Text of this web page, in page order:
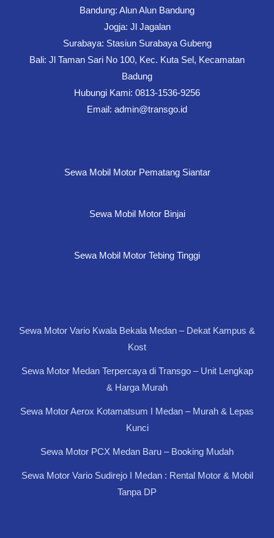
Bandung: Alun Alun Bandung
Jogja: Jl Jagalan
Surabaya: Stasiun Surabaya Gubeng
Bali: Jl Taman Sari No 100, Kec. Kuta Sel, Kecamatan
Badung
Hubungi Kami: 0813-1536-9256
Email: admin@transgo.id
Sewa Mobil Motor Pematang Siantar
Sewa Mobil Motor Binjai
Sewa Mobil Motor Tebing Tinggi
Sewa Motor Vario Kwala Bekala Medan – Dekat Kampus &
Kost
Sewa Motor Medan Terpercaya di Transgo – Unit Lengkap
& Harga Murah
Sewa Motor Aerox Kotamatsum I Medan – Murah & Lepas
Kunci
Sewa Motor PCX Medan Baru – Booking Mudah
Sewa Motor Vario Sudirejo I Medan : Rental Motor & Mobil
Tanpa DP